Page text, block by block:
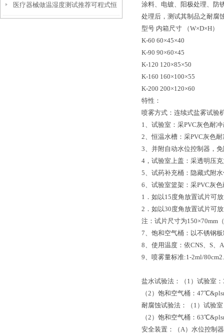
的呢
医疗器械做温湿度测试推荐可程式恒
涂料、电镀、阳极处理、防
处理后，测试其制品之耐腐
型号 内箱尺寸 （W×D×H）
K-60 60×45×40
K-90 90×60×45
K-120 120×85×50
K-160 160×100×55
K-200 200×120×60
特性：
喷雾方式：连续式盐雾试验
1、试验室：采PVC灰色耐
2、恒温水槽：采PVC灰色
3、并附自动水位控制器，
4，试验室上盖：采透明压
5、试药补充桶：隐藏式附
6、试验室篮架：采PVC灰
1．如以15度角放置试片可
2．如以30度角放置试片可
注：试片尺寸为150×70mm
7、饱和空气桶：以不锈钢
8、使用温度：依CNS、S、
9、喷雾量标准:1-2ml/
盐水试验法：（1）试验室
（2）饱和空气桶：
耐腐蚀试验法：（1）试验
（2）饱和空气桶：
安全装置：（A）水位控制